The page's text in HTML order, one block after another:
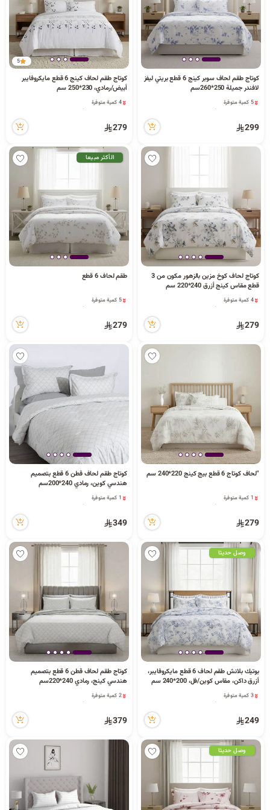
كوتاج طقم لحاف سوبر كينج 6 قطع بريتي ليفز
لافندر جميلة 250*260سم
5 كمية متوفرة
13 مشاهدة مؤخراً
299
5
كوتاج طقم لحاف كينج 6 قطع مايكروفايبر
أبيض/رمادي، 230*250 سم
4 كمية متوفرة
48 مشاهدة مؤخراً
279
كوتاج لحاف كوخ مزين بالزهور مكون من 3
قطع مقاس كينج أزرق 240*220 سم
4 كمية متوفرة
17 مشاهدة مؤخراً
279
الأكثر مبيعا
طقم لحاف 6 قطع
5 كمية متوفرة
74 مشاهدة مؤخراً
279
"لحاف كوتاج 6 قطع بيج كينج 220*240 سم
1 كمية متوفرة
35 مشاهدة مؤخراً
279
كوتاج طقم لحاف قطن 6 قطع بتصميم
هندسي كوين، رمادي 240*200سم
1 كمية متوفرة
42 مشاهدة مؤخراً
349
وصل حديثا
بوتيك بلانش طقم لحاف 6 قطع مايكروفايبر،
أزرق داكن، مقاس كوين/فل، 200*240 سم
3 كمية متوفرة
26 مشاهدة مؤخراً
249
كوتاج طقم لحاف قطن 6 قطع بتصميم
هندسي كينج، رمادي 240*220سم
2 كمية متوفرة
16 مشاهدة مؤخراً
379
وصل حديثا